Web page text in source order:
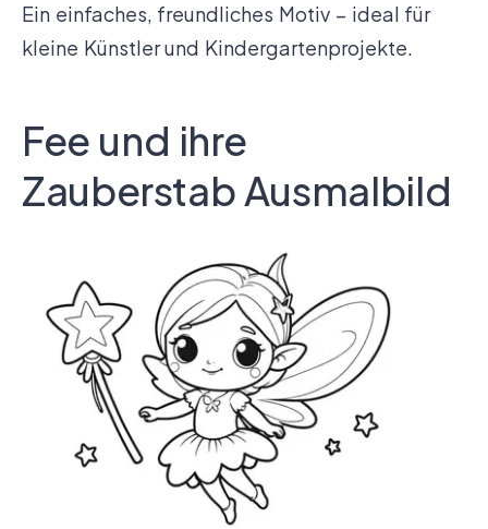
Ein einfaches, freundliches Motiv – ideal für
kleine Künstler und Kindergartenprojekte.
Fee und ihre
Zauberstab Ausmalbild